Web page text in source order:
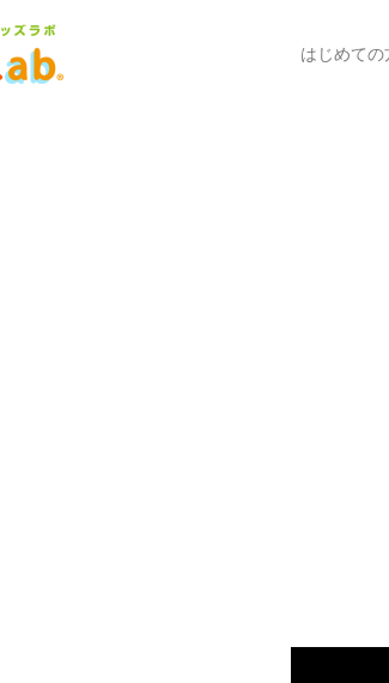
はじめての